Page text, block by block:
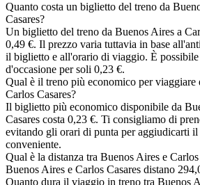
Quanto costa un biglietto del treno da
Casares?
Un biglietto del treno da Buenos Aires a
0,49 €. Il prezzo varia tuttavia in base
il biglietto e all'orario di viaggio. È
d'occasione per soli 0,23 €.
Qual è il treno più economico per viaggiare
Carlos Casares?
Il biglietto più economico disponibile da
Casares costa 0,23 €. Ti consigliamo di
evitando gli orari di punta per aggiudicarti
conveniente.
Qual è la distanza tra Buenos Aires e
Buenos Aires e Carlos Casares distano
Quanto dura il viaggio in treno tra Buenos